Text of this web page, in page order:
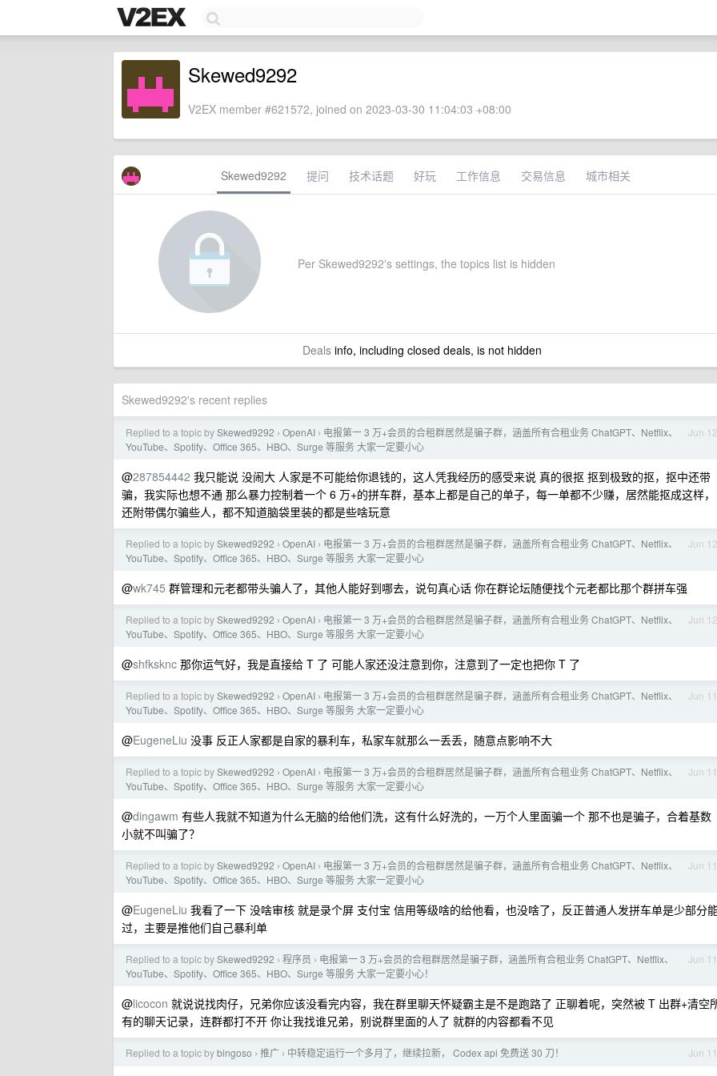
Skewed9292
V2EX member #621572, joined on 2023-03-30 11:04:03 +08:00
Skewed9292 提问 技术话题 好玩 工作信息 交易信息 城市相关
Per Skewed9292's settings, the topics list is hidden
Dealsinfo, including closed deals, is not hidden
Skewed9292's recent replies
Jun 12
Replied to a topic bySkewed9292 › OpenAI › 电报第一 3 万+会员的合租群居然是骗子群，涵盖所有合租业务 ChatGPT、Netflix、
YouTube、Spotify、Office 365、HBO、Surge 等服务 大家一定要小心
@287854442 我只能说 没闹大 人家是不可能给你退钱的，这人凭我经历的感受来说 真的很抠 抠到极致的抠，抠中还带
骗，我实际也想不通 那么暴力控制着一个 6 万+的拼车群，基本上都是自己的单子，每一单都不少赚，居然能抠成这样，
还附带偶尔骗些人，都不知道脑袋里装的都是些啥玩意
Jun 12
Replied to a topic bySkewed9292 › OpenAI › 电报第一 3 万+会员的合租群居然是骗子群，涵盖所有合租业务 ChatGPT、Netflix、
YouTube、Spotify、Office 365、HBO、Surge 等服务 大家一定要小心
@wk745 群管理和元老都带头骗人了，其他人能好到哪去，说句真心话 你在群论坛随便找个元老都比那个群拼车强
Jun 12
Replied to a topic bySkewed9292 › OpenAI › 电报第一 3 万+会员的合租群居然是骗子群，涵盖所有合租业务 ChatGPT、Netflix、
YouTube、Spotify、Office 365、HBO、Surge 等服务 大家一定要小心
@shfksknc 那你运气好，我是直接给 T 了 可能人家还没注意到你，注意到了一定也把你 T 了
Jun 11
Replied to a topic bySkewed9292 › OpenAI › 电报第一 3 万+会员的合租群居然是骗子群，涵盖所有合租业务 ChatGPT、Netflix、
YouTube、Spotify、Office 365、HBO、Surge 等服务 大家一定要小心
@EugeneLiu 没事 反正人家都是自家的暴利车，私家车就那么一丢丢，随意点影响不大
Jun 11
Replied to a topic bySkewed9292 › OpenAI › 电报第一 3 万+会员的合租群居然是骗子群，涵盖所有合租业务 ChatGPT、Netflix、
YouTube、Spotify、Office 365、HBO、Surge 等服务 大家一定要小心
@dingawm 有些人我就不知道为什么无脑的给他们洗，这有什么好洗的，一万个人里面骗一个 那不也是骗子，合着基数
小就不叫骗了？
Jun 11
Replied to a topic bySkewed9292 › OpenAI › 电报第一 3 万+会员的合租群居然是骗子群，涵盖所有合租业务 ChatGPT、Netflix、
YouTube、Spotify、Office 365、HBO、Surge 等服务 大家一定要小心
@EugeneLiu 我看了一下 没啥审核 就是录个屏 支付宝 信用等级啥的给他看，也没啥了，反正普通人发拼车单是少部分
过，主要是推他们自己暴利单
Jun 11
Replied to a topic bySkewed9292 › 程序员 › 电报第一 3 万+会员的合租群居然是骗子群，涵盖所有合租业务 ChatGPT、Netflix、
YouTube、Spotify、Office 365、HBO、Surge 等服务 大家一定要小心！
@licocon 就说说找肉仔，兄弟你应该没看完内容，我在群里聊天怀疑霸主是不是跑路了 正聊着呢，突然被 T 出群+清空
有的聊天记录，连群都打不开 你让我找谁兄弟，别说群里面的人了 就群的内容都看不见
Jun 11
Replied to a topic bybingoso › 推广 › 中转稳定运行一个多月了，继续拉新， Codex api 免费送 30 刀！